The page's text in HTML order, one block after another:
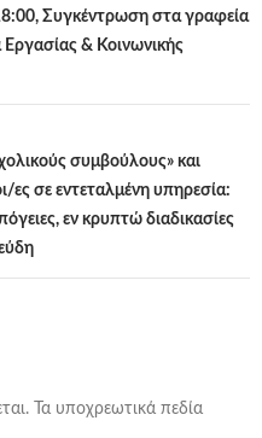
Συγκέντρωση στα γραφεία
& Κοινωνικής
συμβούλους» και
ες σε εντεταλμένη υπηρεσία:
εν κρυπτώ διαδικασίες
Τα υποχρεωτικά πεδία